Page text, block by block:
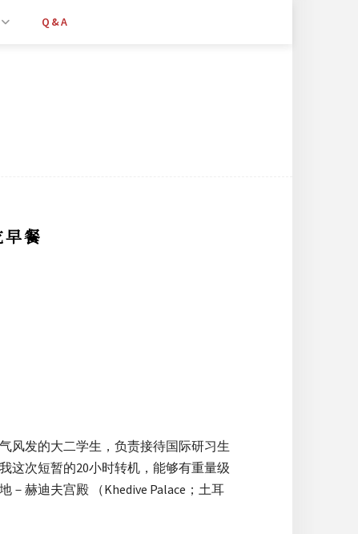
Q&A
餐
风发的大二学生，负责接待国际研习生
这次短暂的20小时转机，能够有重量级
赫迪夫宫殿 （Khedive Palace；土耳